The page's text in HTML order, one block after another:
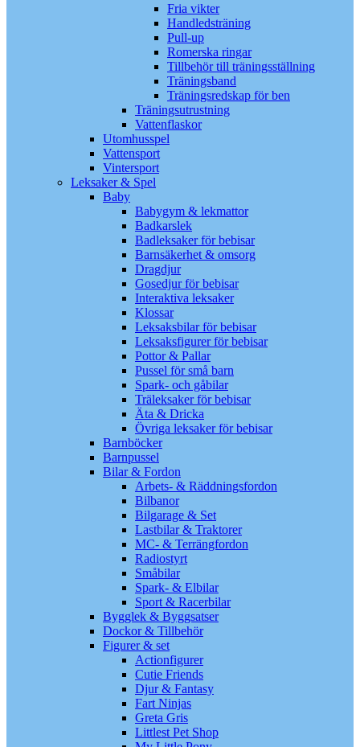
Fria vikter
Handledsträning
Pull-up
Romerska ringar
Tillbehör till träningsställning
Träningsband
Träningsredskap för ben
Träningsutrustning
Vattenflaskor
Utomhusspel
Vattensport
Vintersport
Leksaker & Spel
Baby
Babygym & lekmattor
Badkarslek
Badleksaker för bebisar
Barnsäkerhet & omsorg
Dragdjur
Gosedjur för bebisar
Interaktiva leksaker
Klossar
Leksaksbilar för bebisar
Leksaksfigurer för bebisar
Pottor & Pallar
Pussel för små barn
Spark- och gåbilar
Träleksaker för bebisar
Äta & Dricka
Övriga leksaker för bebisar
Barnböcker
Barnpussel
Bilar & Fordon
Arbets- & Räddningsfordon
Bilbanor
Bilgarage & Set
Lastbilar & Traktorer
MC- & Terrängfordon
Radiostyrt
Småbilar
Spark- & Elbilar
Sport & Racerbilar
Bygglek & Byggsatser
Dockor & Tillbehör
Figurer & set
Actionfigurer
Cutie Friends
Djur & Fantasy
Fart Ninjas
Greta Gris
Littlest Pet Shop